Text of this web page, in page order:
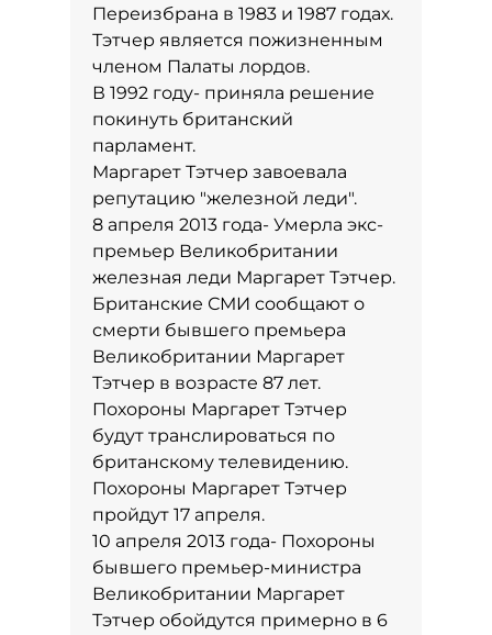
Переизбрана в 1983 и 1987 годах.
Тэтчер является пожизненным
членом Палаты лордов.
В 1992 году- приняла решение
покинуть британский
парламент.
Маргарет Тэтчер завоевала
репутацию "железной леди".
8 апреля 2013 года- Умерла экс-
премьер Великобритании
железная леди Маргарет Тэтчер.
Британские СМИ сообщают о
смерти бывшего премьера
Великобритании Маргарет
Тэтчер в возрасте 87 лет.
Похороны Маргарет Тэтчер
будут транслироваться по
британскому телевидению.
Похороны Маргарет Тэтчер
пройдут 17 апреля.
10 апреля 2013 года- Похороны
бывшего премьер-министра
Великобритании Маргарет
Тэтчер обойдутся примерно в 6